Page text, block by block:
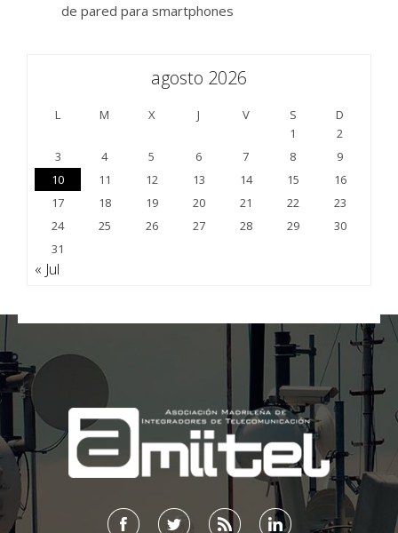
de pared para smartphones
agosto 2026
L M X J V S
D
1
2
3
4 5 6 7 8
9
10
11 12 13 14 15
16
17
18 19 20 21 22
23
24
25 26 27 28 29
30
31
« Jul
;